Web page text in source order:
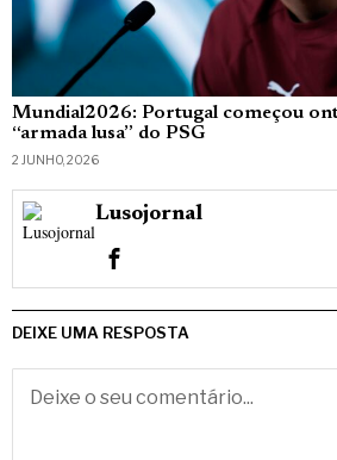
Mundial2026: Portugal começou
“armada lusa” do PSG
2 JUNHO, 2026
Lusojornal
DEIXE UMA RESPOSTA